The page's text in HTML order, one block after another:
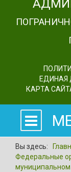
ЕДИНАЯ
КАРТА
Вы здесь:
Федеральные
муниципальном